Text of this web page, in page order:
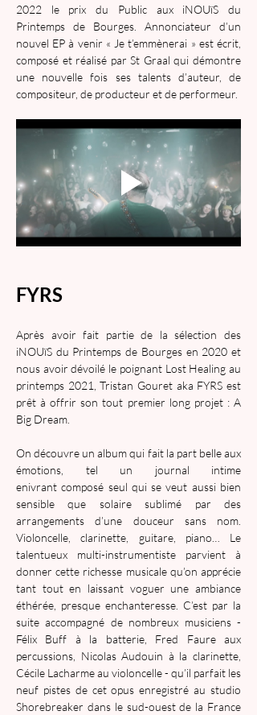
2022 le prix du Public aux iNOUïS du
Printemps de Bourges. Annonciateur d’un
nouvel EP à venir « Je t’emmènerai » est écrit,
composé et réalisé par St Graal qui démontre
une nouvelle fois ses talents d’auteur, de
compositeur, de producteur et de performeur.
FYRS
Après avoir fait partie de la sélection des
iNOUïS du Printemps de Bourges en 2020 et
nous avoir dévoilé le poignant Lost Healing au
printemps 2021, Tristan Gouret aka FYRS est
prêt à offrir son tout premier long projet : A
Big Dream.
On découvre un album qui fait la part belle aux
émotions, tel un journal intime
enivrant composé seul qui se veut aussi bien
sensible que solaire sublimé par des
arrangements d’une douceur sans nom.
Violoncelle, clarinette, guitare, piano… Le
talentueux multi-instrumentiste parvient à
donner cette richesse musicale qu’on apprécie
tant tout en laissant voguer une ambiance
éthérée, presque enchanteresse. C’est par la
suite accompagné de nombreux musiciens -
Félix Buff à la batterie, Fred Faure aux
percussions, Nicolas Audouin à la clarinette,
Cécile Lacharme au violoncelle - qu’il parfait les
neuf pistes de cet opus enregistré au studio
Shorebreaker dans le sud-ouest de la France